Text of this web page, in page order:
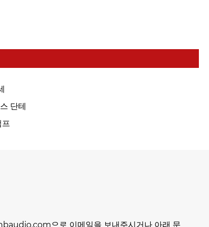
단테
프
으로 이메일을 보내주시거나 아래 문